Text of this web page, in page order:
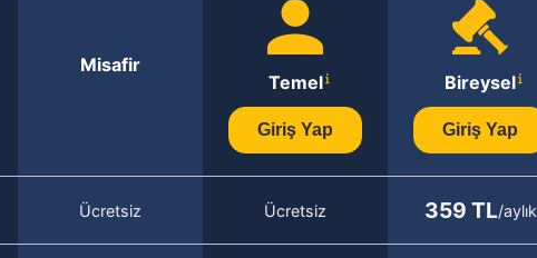
Misafir
Temel
Giriş Yap
Bireysel
Giriş Yap
Ücretsiz Ücretsiz 359 TL/aylık